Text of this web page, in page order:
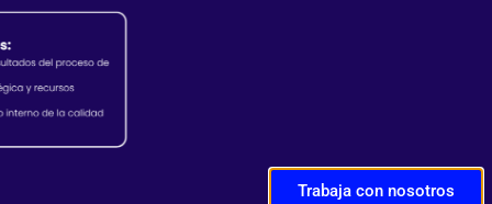
Trabaja con nosotros